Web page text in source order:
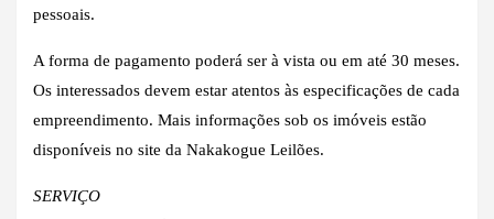
pessoais.
A forma de pagamento poderá ser à vista ou em até 30 meses.
Os interessados devem estar atentos às especificações de cada
empreendimento. Mais informações sob os imóveis estão
disponíveis no site da Nakakogue Leilões.
SERVIÇO